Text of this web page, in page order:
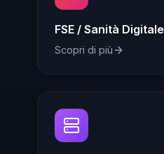
FSE / Sanità Digitale
Scopri di più